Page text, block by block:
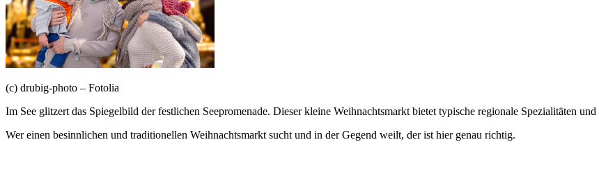
(c) drubig-photo – Fotolia
Im See glitzert das Spiegelbild der festlichen Seepromenade. Dieser kleine Weihnachtsmarkt bietet typische regionale Spezialitäten
Wer einen besinnlichen und traditionellen Weihnachtsmarkt sucht und in der Gegend weilt, der ist hier genau richtig.